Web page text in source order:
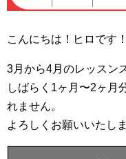
こんにちは！ヒロです！
3月から4月のレッスン
しばらく1ヶ月〜2ヶ月
れません。
よろしくお願いいたしま